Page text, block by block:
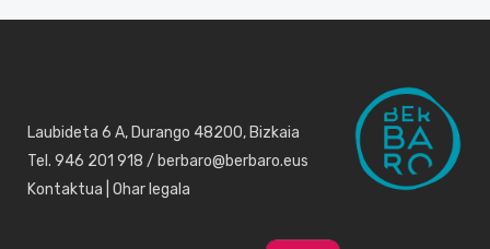
Laubideta 6 A, Durango 48200, Bizkaia
Tel. 946 201 918 / berbaro@berbaro.eus
Kontaktua Ohar legala